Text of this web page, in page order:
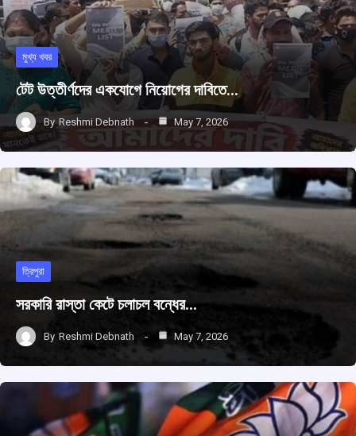
মুখ্য খবর
টেট উত্তীর্ণদের একযোগে নিয়োগের দাবিতে…
By Reshmi Debnath May 7, 2026
ত্রিপুরা
সরকারি রাস্তা কেটে চলাচল বন্ধের…
By Reshmi Debnath May 7, 2026